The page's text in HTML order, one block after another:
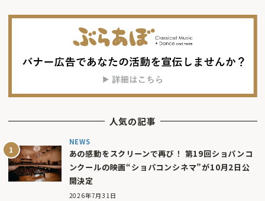
人気の記事
NEWS
あの感動をスクリーンで再び！ 第19回ショパンコ
ンクールの映画“ショパコンシネマ”が10月2日公
開決定
2026年7月31日